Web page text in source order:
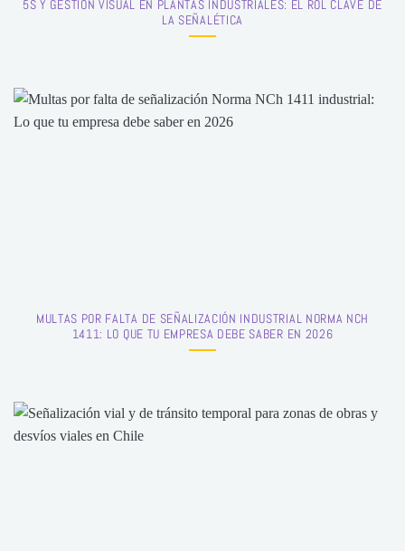
5S Y GESTIÓN VISUAL EN PLANTAS INDUSTRIALES: EL ROL CLAVE DE
LA SEÑALÉTICA
MULTAS POR FALTA DE SEÑALIZACIÓN INDUSTRIAL NORMA NCH
1411: LO QUE TU EMPRESA DEBE SABER EN 2026